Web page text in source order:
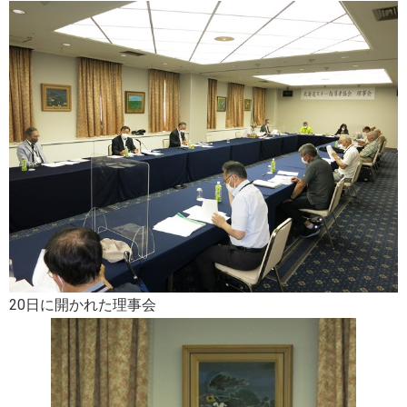
20日に開かれた理事会